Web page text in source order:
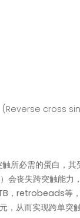
(Reverse cross
所必需的蛋白，
会丧失跨突触能力
，retrobeads等
从而实现跨单突